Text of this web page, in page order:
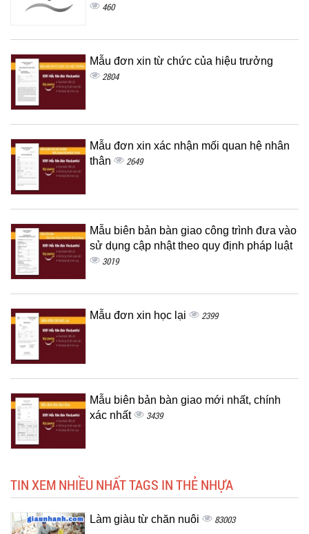
460
Mẫu đơn xin từ chức của hiệu trưởng
2804
Mẫu đơn xin xác nhận mối quan hệ nhân
thân
2649
Mẫu biên bản bàn giao công trình đưa vào
sử dụng cập nhật theo quy định pháp luật
3019
Mẫu đơn xin học lại 2399
Mẫu biên bản bàn giao mới nhất, chính
xác nhất
3439
TIN XEM NHIỀU NHẤT TAGS IN THẺ NHỰA
Làm giàu từ chăn nuôi 83003